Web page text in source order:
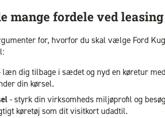
mange fordele ved
for, hvorfor du skal vælge Ford
dig tilbage i sædet og nyd en køretur
din kørsel.
- styrk din virksomheds miljøprofil og
køretøj som dit visitkort udadtil.